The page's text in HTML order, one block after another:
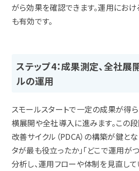
がら効果を確認できます。運用にお
も有効です。
ステップ4：成果測定、全社展
ルの運用
スモールスタートで一定の成果が得
横展開や全社導入に進みます。この
改善サイクル（PDCA）の構築が鍵とな
タが最も役立ったか」「どこで運用が
分析し、運用フローや体制を見直して